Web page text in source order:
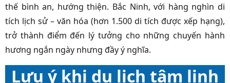
thế bình an, hướng thiện. Bắc Ninh, với hàng nghìn di
tích lịch sử – văn hóa (hơn 1.500 di tích được xếp hạng),
trở thành điểm đến lý tưởng cho những chuyến hành
hương ngắn ngày nhưng đầy ý nghĩa.
Lưu ý khi du lịch tâm linh